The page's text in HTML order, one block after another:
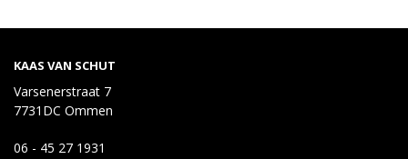
KAAS VAN SCHUT
Varsenerstraat 7
7731DC Ommen
06 - 45 27 1931